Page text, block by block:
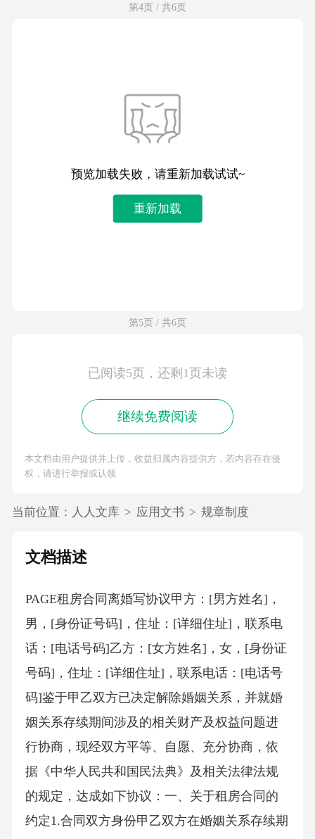
第4页 / 共6页
预览加载失败，请重新加载试试~
重新加载
第5页 / 共6页
已阅读5页，还剩1页未读
继续免费阅读
本文档由用户提供并上传，收益归属内容提供方，若内容存在侵
权，请进行举报或认领
当前位置： 人人文库 > 应用文书 > 规章制度
文档描述
PAGE租房合同离婚写协议 甲方：[男方姓名]，
男，[身份证号码]，住址：[详细住址]，联系电
话：[电话号码]乙方：[女方姓名]，女，[身份证
号码]，住址：[详细住址]，联系电话：[电话号
码]鉴于甲乙双方已决定解除婚姻关系，并就婚
姻关系存续期间涉及的相关财产及权益问题进
行协商，现经双方平等、自愿、充分协商，依
据《中华人民共和国民法典》及相关法律法规
的规定，达成如下协议：一、关于租房合同的
约定1.合同双方身份甲乙双方在婚姻关系存续期